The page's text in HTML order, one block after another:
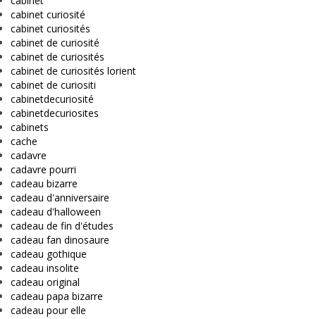
cabinet curiosité
cabinet curiosités
cabinet de curiosité
cabinet de curiosités
cabinet de curiosités lorient
cabinet de curiositi
cabinetdecuriosité
cabinetdecuriosites
cabinets
cache
cadavre
cadavre pourri
cadeau bizarre
cadeau d'anniversaire
cadeau d'halloween
cadeau de fin d'études
cadeau fan dinosaure
cadeau gothique
cadeau insolite
cadeau original
cadeau papa bizarre
cadeau pour elle